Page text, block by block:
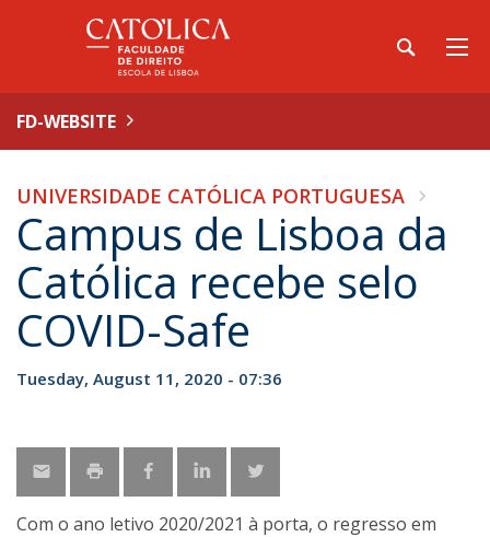
FD-WEBSITE
UNIVERSIDADE CATÓLICA PORTUGUESA
Campus de Lisboa da
Católica recebe selo
COVID-Safe
Tuesday, August 11, 2020 - 07:36
Com o ano letivo 2020/2021 à porta, o regresso em